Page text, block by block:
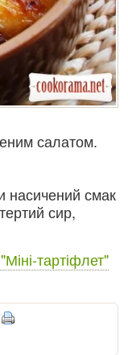
салатом.
насичений смак
сир,
тартіфлет"